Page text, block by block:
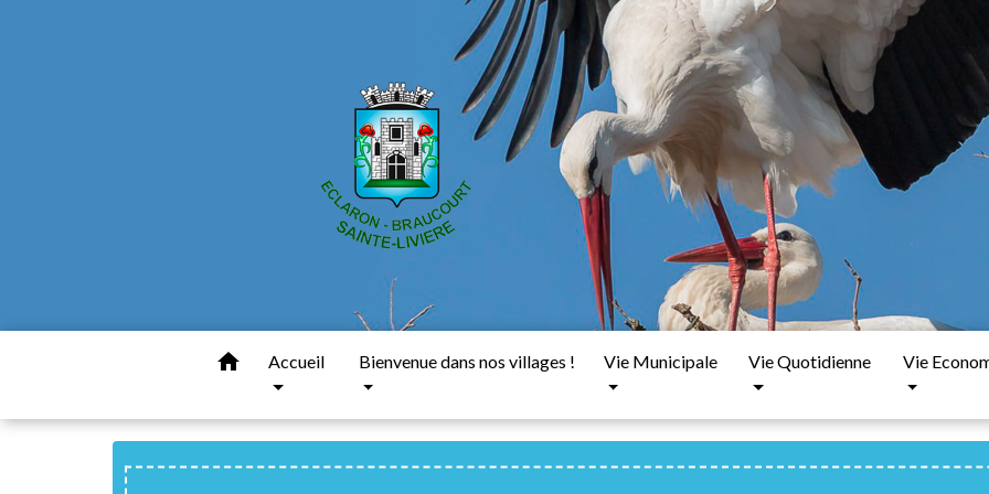
home Accueil Bienvenue dans nos villages ! Vie Municipale Vie Quotidienne Vie